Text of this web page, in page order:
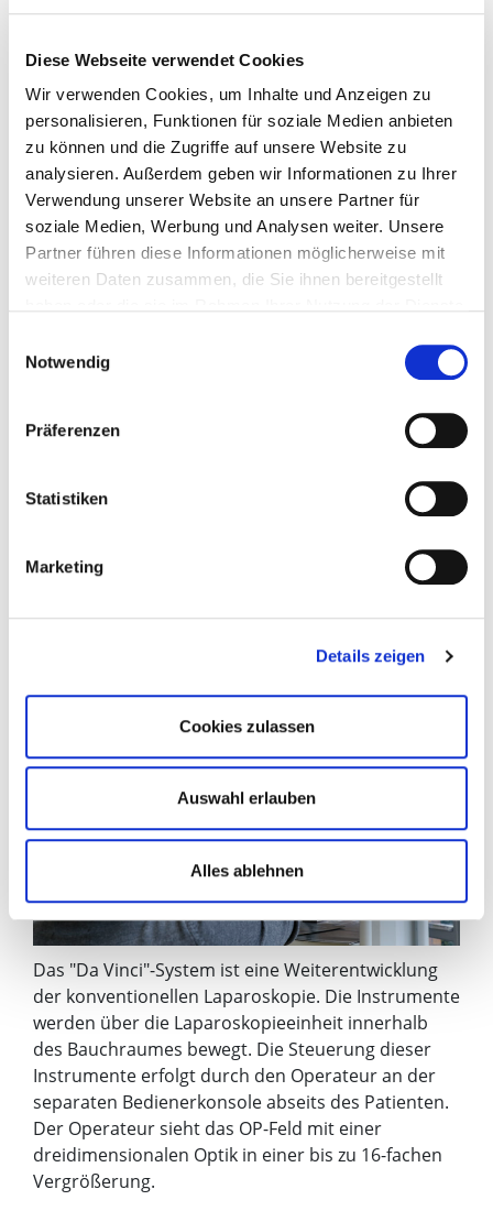
Diese Webseite verwendet Cookies
Wir verwenden Cookies, um Inhalte und Anzeigen zu
personalisieren, Funktionen für soziale Medien anbieten
zu können und die Zugriffe auf unsere Website zu
analysieren. Außerdem geben wir Informationen zu Ihrer
Verwendung unserer Website an unsere Partner für
soziale Medien, Werbung und Analysen weiter. Unsere
Partner führen diese Informationen möglicherweise mit
weiteren Daten zusammen, die Sie ihnen bereitgestellt
Notwendig
Präferenzen
Statistiken
Marketing
Details zeigen
Cookies zulassen
Auswahl erlauben
Alles ablehnen
Das "Da Vinci"-System ist eine Weiterentwicklung
der konventionellen Laparoskopie. Die Instrumente
werden über die Laparoskopieeinheit innerhalb
des Bauchraumes bewegt. Die Steuerung dieser
Instrumente erfolgt durch den Operateur an der
separaten Bedienerkonsole abseits des Patienten.
Der Operateur sieht das OP-Feld mit einer
dreidimensionalen Optik in einer bis zu 16-fachen
Vergrößerung.